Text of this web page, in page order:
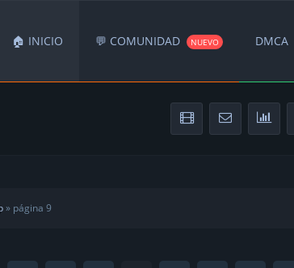
🏠 INICIO 💬 COMUNIDAD NUEVO DMCA
» página 9